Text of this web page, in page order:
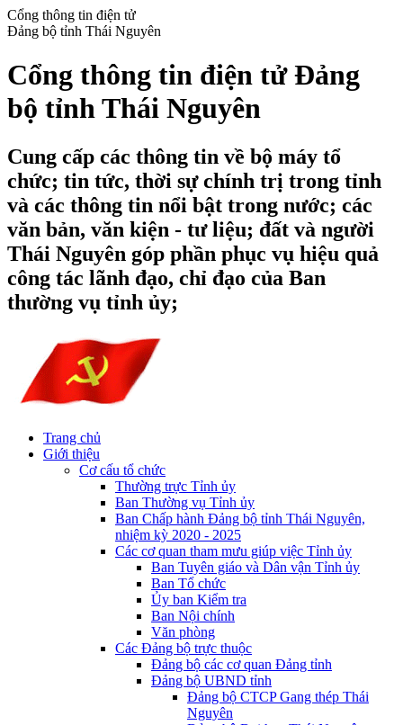
Cổng thông tin điện tử
Đảng bộ tỉnh Thái Nguyên
Cổng thông tin điện tử Đảng
bộ tỉnh Thái Nguyên
Cung cấp các thông tin về bộ máy tổ
chức; tin tức, thời sự chính trị trong tỉnh
và các thông tin nổi bật trong nước; các
văn bản, văn kiện - tư liệu; đất và người
Thái Nguyên góp phần phục vụ hiệu quả
công tác lãnh đạo, chỉ đạo của Ban
thường vụ tỉnh ủy;
Trang chủ
Giới thiệu
Cơ cấu tổ chức
Thường trực Tỉnh ủy
Ban Thường vụ Tỉnh ủy
Ban Chấp hành Đảng bộ tỉnh Thái Nguyên,
nhiệm kỳ 2020 - 2025
Các cơ quan tham mưu giúp việc Tỉnh ủy
Ban Tuyên giáo và Dân vận Tỉnh ủy
Ban Tổ chức
Ủy ban Kiểm tra
Ban Nội chính
Văn phòng
Các Đảng bộ trực thuộc
Đảng bộ các cơ quan Đảng tỉnh
Đảng bộ UBND tỉnh
Đảng bộ CTCP Gang thép Thái
Nguyên